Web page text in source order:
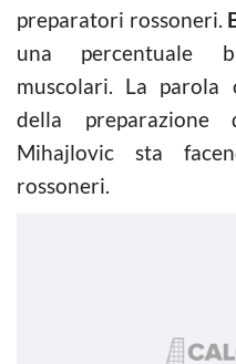
preparatori rossoneri.
una percentuale
muscolari. La
della
Mihajlovic sta
rossoneri.